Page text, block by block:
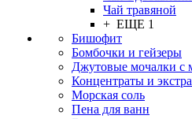
Чай травяной
+ ЕЩЕ 1
Бишофит
Бомбочки и гейзеры
Джутовые мочалки с
Концентраты и
Морская соль
Пена для ванн